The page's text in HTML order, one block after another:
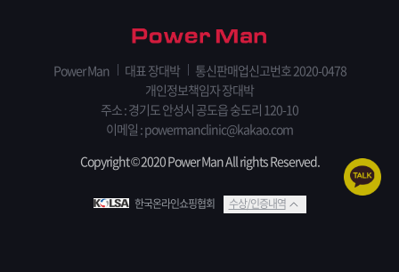
Power Man 대표 장대박
통신판매업신고번호 2020-0478
개인정보책임자 장대박
주소 : 경기도 안성시 공도읍 숭도리 120-10
이메일 : powermanclinic@kakao.com
Copyright © 2020 Power Man All rights Reserved.
한국온라인쇼핑협회 수상/인증내역